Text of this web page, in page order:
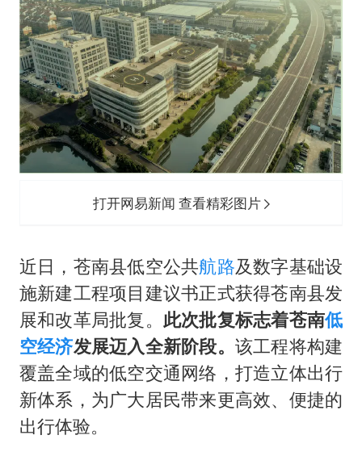
打开网易新闻 查看精彩图片
近日，苍南县低空公共航路及数字基础设
施新建工程项目建议书正式获得苍南县发
展和改革局批复。 此次批复标志着苍南低
空经济发展迈入全新阶段。 该工程将构建
覆盖全域的低空交通网络，打造立体出行
新体系，为广大居民带来更高效、便捷的
出行体验。